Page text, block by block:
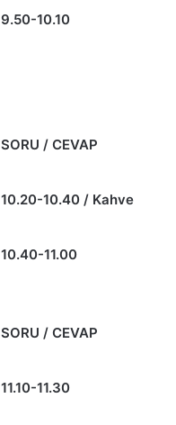
9.50-10.10
SORU / CEVAP
10.20-10.40 / Kahve
10.40-11.00
SORU / CEVAP
11.10-11.30